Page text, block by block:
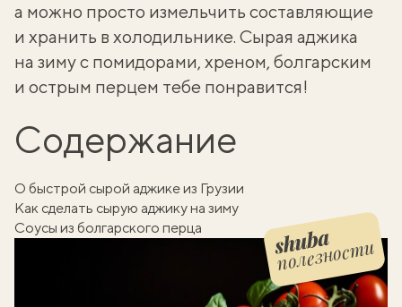
а можно просто измельчить составляющие
и хранить в холодильнике. Сырая аджика
на зиму с помидорами, хреном, болгарским
и острым перцем тебе понравится!
Содержание
О быстрой сырой аджике из Грузии
Как сделать сырую аджику на зиму
Соусы из болгарского перца
полезности